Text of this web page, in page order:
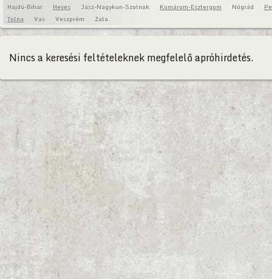
Hajdú-Bihar
Heves Jász-Nagykun-Szolnok Komárom-Esztergom Nógrád
Tolna
Vas Veszprém Zala
Nincs a keresési feltételeknek megfelelő apróhirdetés.